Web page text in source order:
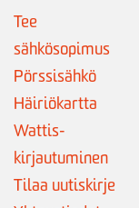
Tee
sähkösopimus
Pörssisähkö
Häiriökartta
Wattis-
kirjautuminen
Tilaa uutiskirje